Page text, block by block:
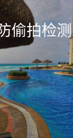
偷拍检测